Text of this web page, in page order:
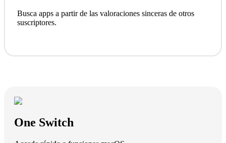
Busca apps a partir de las valoraciones sinceras de otros
suscriptores.
One Switch